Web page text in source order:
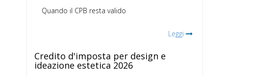
Quando il CPB resta valido
Leggi
Credito d'imposta per design e
ideazione estetica 2026